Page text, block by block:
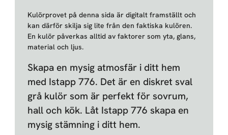
Kulörprovet på denna sida är digitalt framställt och
kan därför skilja sig lite från den faktiska kulören.
En kulör påverkas alltid av faktorer som yta, glans,
material och ljus.
Skapa en mysig atmosfär i ditt hem
med Istapp 776. Det är en diskret sval
grå kulör som är perfekt för sovrum,
hall och kök. Låt Istapp 776 skapa en
mysig stämning i ditt hem.